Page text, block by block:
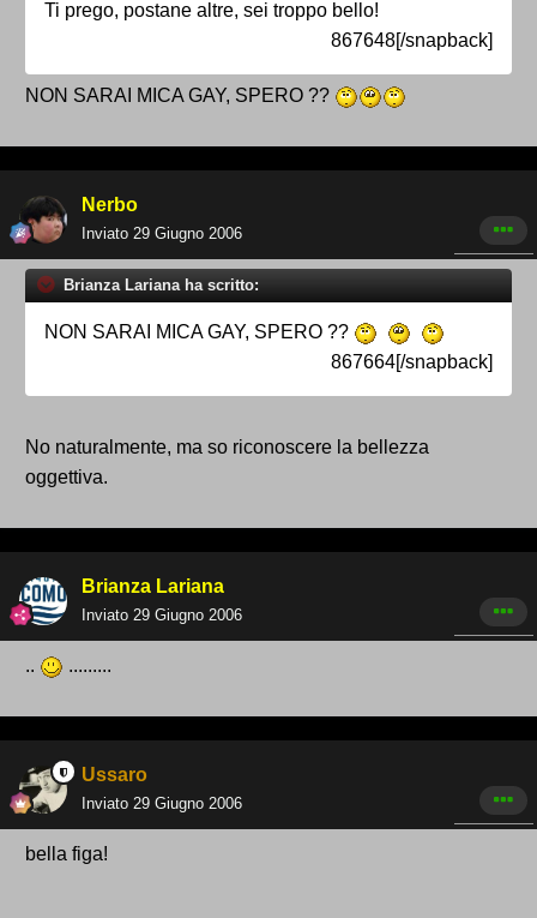
Ti prego, postane altre, sei troppo bello!
867648[/snapback]
NON SARAI MICA GAY, SPERO ??
Nerbo
Inviato 29 Giugno 2006
Brianza Lariana ha scritto:
NON SARAI MICA GAY, SPERO ??
867664[/snapback]
No naturalmente, ma so riconoscere la bellezza
oggettiva.
Brianza Lariana
Inviato 29 Giugno 2006
.. .........
Ussaro
Inviato 29 Giugno 2006
bella figa!